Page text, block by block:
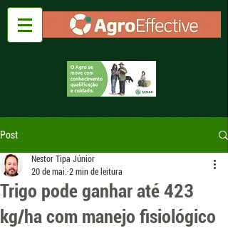
Post
Trigo pode ganhar até 423
kg/ha com manejo fisiológico
Nestor Tipa Júnior
20 de mai. 2 min de leitura